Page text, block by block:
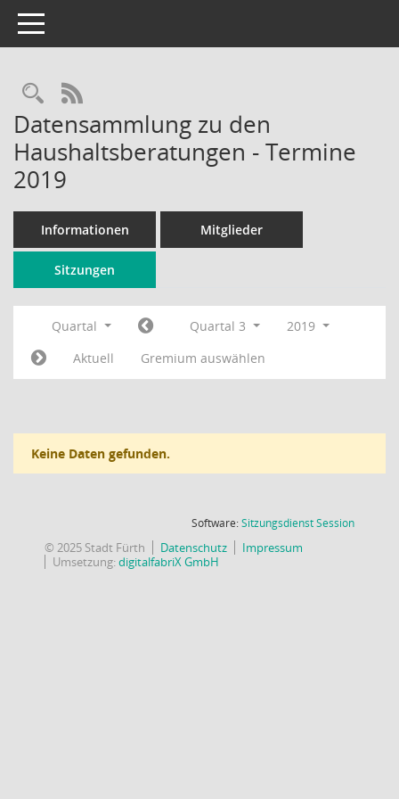
Toggle navigation
Rechercheauswahl
RSS-Feed
Datensammlung zu den
Haushaltsberatungen - Termine
2019
Informationen Mitglieder
Sitzungen
Quartal Quartal 3
2019
Aktuell
Gremium auswählen
Keine Daten gefunden.
Software:SitzungsdienstSession(Wird in
© 2025 Stadt Fürth Datenschutz
Impressum
Umsetzung:digitalfabriX GmbH